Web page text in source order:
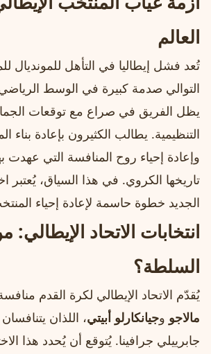
العالم
تُعد فشل إيطاليا في التأهل للمونديال
التوالي صدمة كبيرة في الوسط
يظل الفريق في صراع مع توقعات
التنظيمية. يطالب الكثيرون بإعادة بناء
وإعادة إحياء روح المنافسة التي عهدت
تاريخها الكروي. في هذا السياق، يُعتبر
الجديد خطوة حاسمة لإعادة إحياء
انتخابات الاتحاد
السلطة؟
يُقدّم الاتحاد الإيطالي لكرة القدم
مالاجو وجيانكارلو أبيتي، اللذان
جابرييلي جرافينا. يُتوقع أن يُحدد هذا